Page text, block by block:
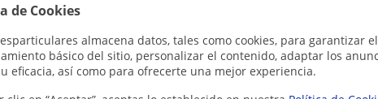
de Cookies
almacena datos, tales como cookies, para garantizar el
básico del sitio, personalizar el contenido, adaptar los
eficacia, así como para ofrecerte una mejor experiencia.
Musical en Boadilla del Monte que pueden